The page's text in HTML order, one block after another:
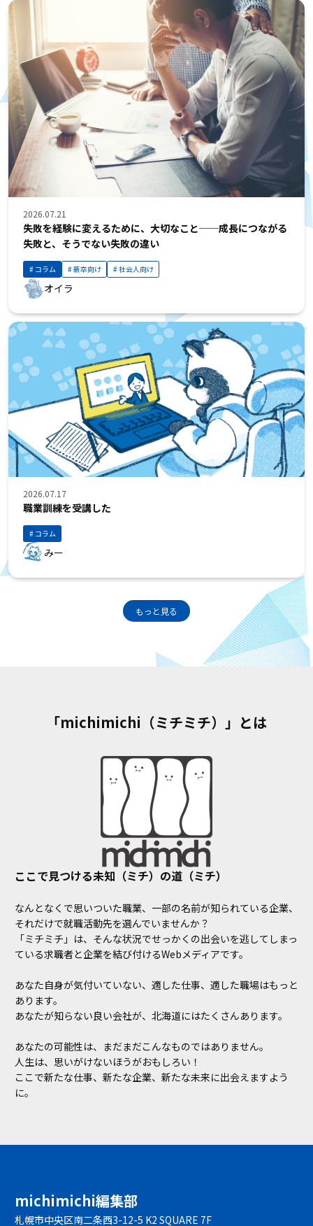
2026.07.21
失敗を経験に変えるために、大切なこと──成長につながる
失敗と、そうでない失敗の違い
コラム 新卒向け 社会人向け
オイラ
2026.07.17
職業訓練を受講した
コラム
みー
もっと見る
「michimichi（ミチミチ）」とは
ここで見つける未知（ミチ）の道（ミチ）
なんとなくで思いついた職業、一部の名前が知られている企業、
それだけで就職活動先を選んでいませんか？
「ミチミチ」は、そんな状況でせっかくの出会いを逃してしまっ
ている求職者と企業を結び付けるWebメディアです。
あなた自身が気付いていない、適した仕事、適した職場はもっと
あります。
あなたが知らない良い会社が、北海道にはたくさんあります。
あなたの可能性は、まだまだこんなものではありません。
人生は、思いがけないほうがおもしろい！
ここで新たな仕事、新たな企業、新たな未来に出会えますよう
に。
michimichi編集部
札幌市中央区南二条西3-12-5 K2 SQUARE 7F